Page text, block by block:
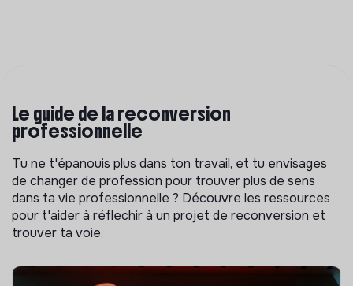
Le guide de la reconversion
professionnelle
Tu ne t'épanouis plus dans ton travail, et tu envisages
de changer de profession pour trouver plus de sens
dans ta vie professionnelle ? Découvre les ressources
pour t'aider à réflechir à un projet de reconversion et
trouver ta voie.